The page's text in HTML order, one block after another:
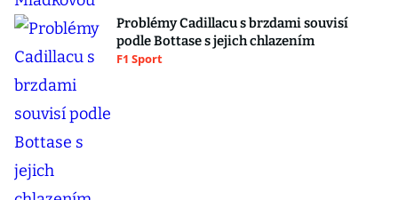
Problémy Cadillacu s brzdami souvisí
podle Bottase s jejich chlazením
F1 Sport